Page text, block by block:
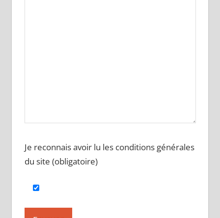
Je reconnais avoir lu les conditions générales
du site (obligatoire)